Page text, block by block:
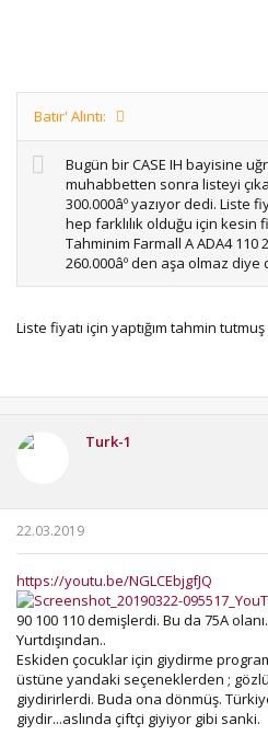
Batır' Alıntı:
Bugün bir CASE IH bayisine
muhabbetten sonra listeyi
300.000âº yazıyor dedi. Liste
hep farklılık olduğu için
Tahminim Farmall A ADA4 110
260.000âº den aşa olmaz
Liste fiyatı için yaptığım tahmin tutmuş
Turk-1
22.03.2019
https://youtu.be/NGLCEbjgfJQ
90 100 110 demişlerdi. Bu da 75A olanı.
Yurtdışından..
Eskiden çocuklar için giydirme
üstüne yandaki seçeneklerden ;
giydirirlerdi. Buda ona dönmüş.
giydir...aslında çiftçi giyiyor gibi sanki.